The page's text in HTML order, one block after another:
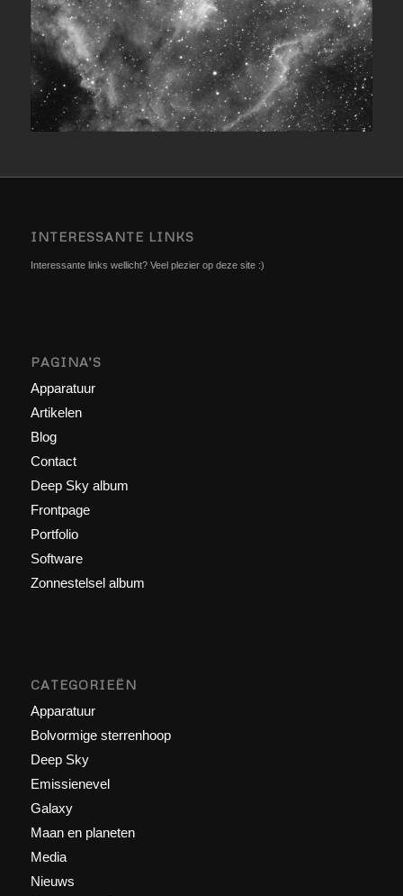
INTERESSANTE LINKS
Interessante links wellicht? Veel plezier op deze site :)
PAGINA’S
Apparatuur
Artikelen
Blog
Contact
Deep Sky album
Frontpage
Portfolio
Software
Zonnestelsel album
CATEGORIEËN
Apparatuur
Bolvormige sterrenhoop
Deep Sky
Emissienevel
Galaxy
Maan en planeten
Media
Nieuws